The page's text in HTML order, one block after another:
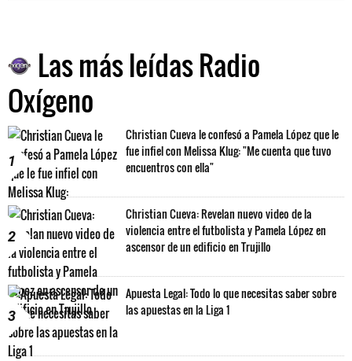
Las más leídas Radio
Oxígeno
1
Christian Cueva le confesó a Pamela López que le
fue infiel con Melissa Klug: "Me cuenta que tuvo
encuentros con ella"
2
Christian Cueva: Revelan nuevo video de la
violencia entre el futbolista y Pamela López en
ascensor de un edificio en Trujillo
3
Apuesta Legal: Todo lo que necesitas saber sobre
las apuestas en la Liga 1